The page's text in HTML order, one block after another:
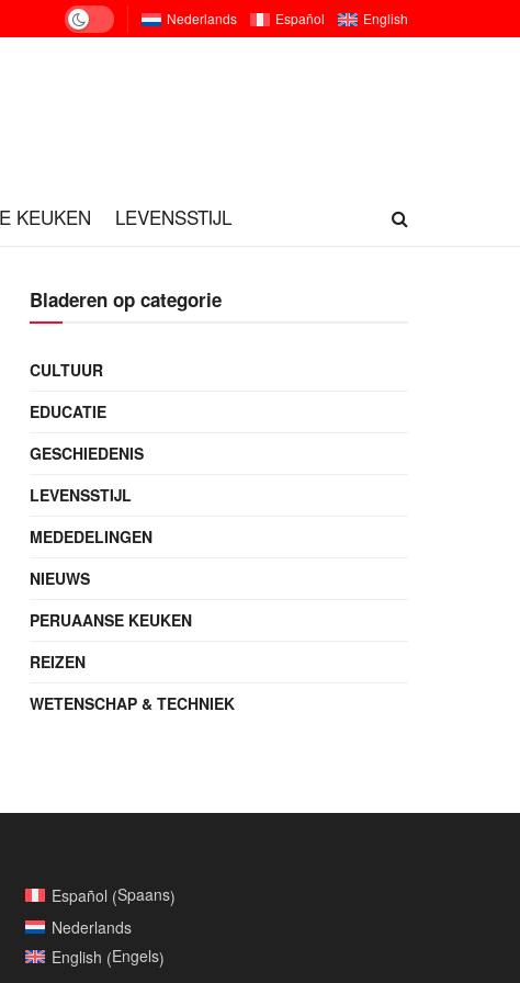
Nederlands Español English
KEUKEN LEVENSSTIJL
Bladeren op categorie
CULTUUR
EDUCATIE
GESCHIEDENIS
LEVENSSTIJL
MEDEDELINGEN
NIEUWS
PERUAANSE KEUKEN
REIZEN
WETENSCHAP & TECHNIEK
Español (Spaans)
Nederlands
English (Engels)